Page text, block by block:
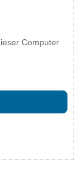
Computer